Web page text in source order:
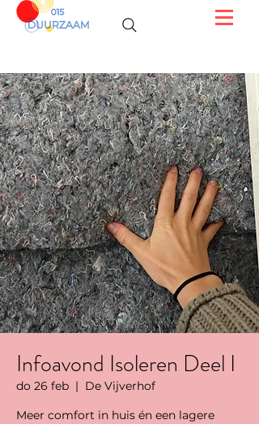
Infoavond Isoleren Deel I
do 26 feb
  |
De Vijverhof
Meer comfort in huis én een lagere